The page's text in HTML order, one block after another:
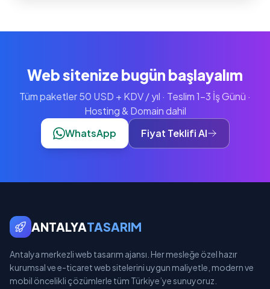
Web sitenize bugün başlayalım
Tüm paketler 50 USD + KDV / yıl · Teslim 1-3 İş Günü ·
Hosting & Domain dahil
WhatsApp
Fiyat Teklifi Al
ANTALYATASARIM
Antalya merkezli web tasarım ajansı. Her mesleğe özel hazır
kurumsal ve e-ticaret web sitelerini uygun maliyetle, modern ve
mobil öncelikli çözümlerle tüm Türkiye’ye sunuyoruz.